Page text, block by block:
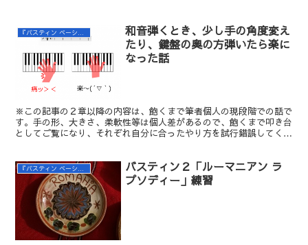
和音弾くとき、少し手の角度変え
たり、鍵盤の奥の方弾いたら楽に
なった話
※この記事の２章以降の内容は、飽くまで筆者個人の現段階での話で
す。手の形、大きさ、柔軟性等は個人差があるので、飽くまで叩き台
としてご覧になり、それぞれ自分に合ったやり方を試行錯誤してくだ
バスティン２「ルーマニアン ラ
プソディー」練習